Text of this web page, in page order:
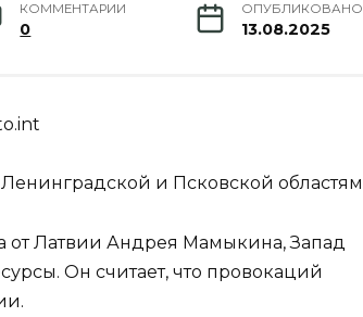
КОММЕНТАРИИ
0
ОПУБЛИКОВАНО
13.08.2025
и Псковской областям
от Латвии Андрея Мамыкина, Запад
Он считает, что провокаций